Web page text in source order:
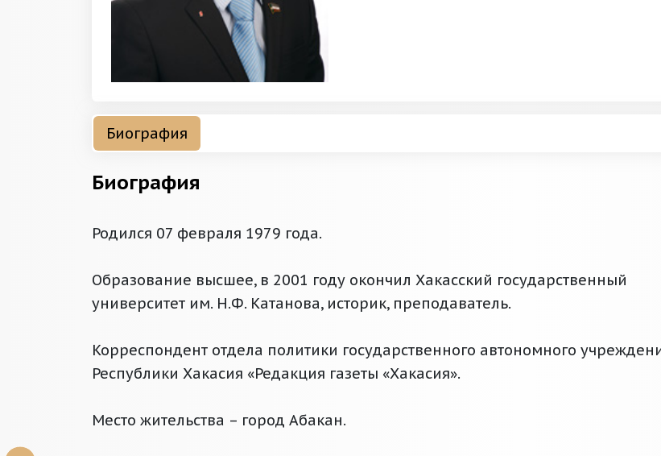
Биография
Биография
Родился 07 февраля 1979 года.
Образование высшее, в 2001 году окончил Хакасский государственный
университет им. Н.Ф. Катанова, историк, преподаватель.
Корреспондент отдела политики государственного автономного
Республики Хакасия «Редакция газеты «Хакасия».
Место жительства – город Абакан.